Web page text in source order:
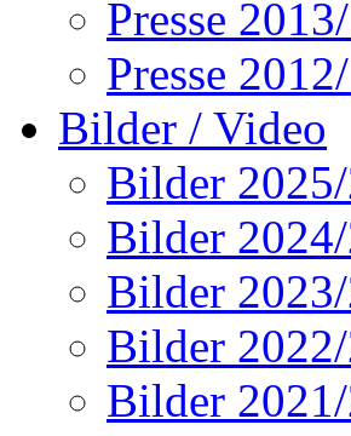
Presse
Presse
Bilder / Video
Bilder
Bilder
Bilder
Bilder
Bilder